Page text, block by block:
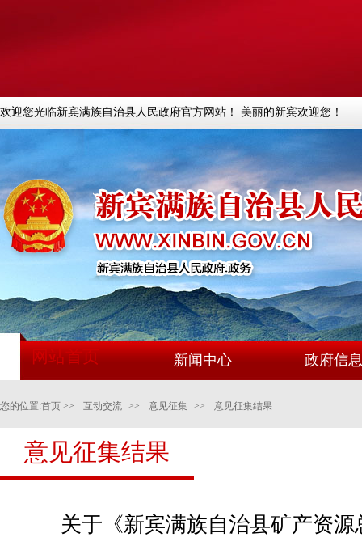
欢迎您光临新宾满族自治县人民政府官方网站！ 美丽的新宾欢迎您！
网站首页 新闻中心 政府信
您的位置:首页 >> 互动交流 >> 意见征集 >> 意见征集结果
意见征集结果
关于《新宾满族自治县矿产资